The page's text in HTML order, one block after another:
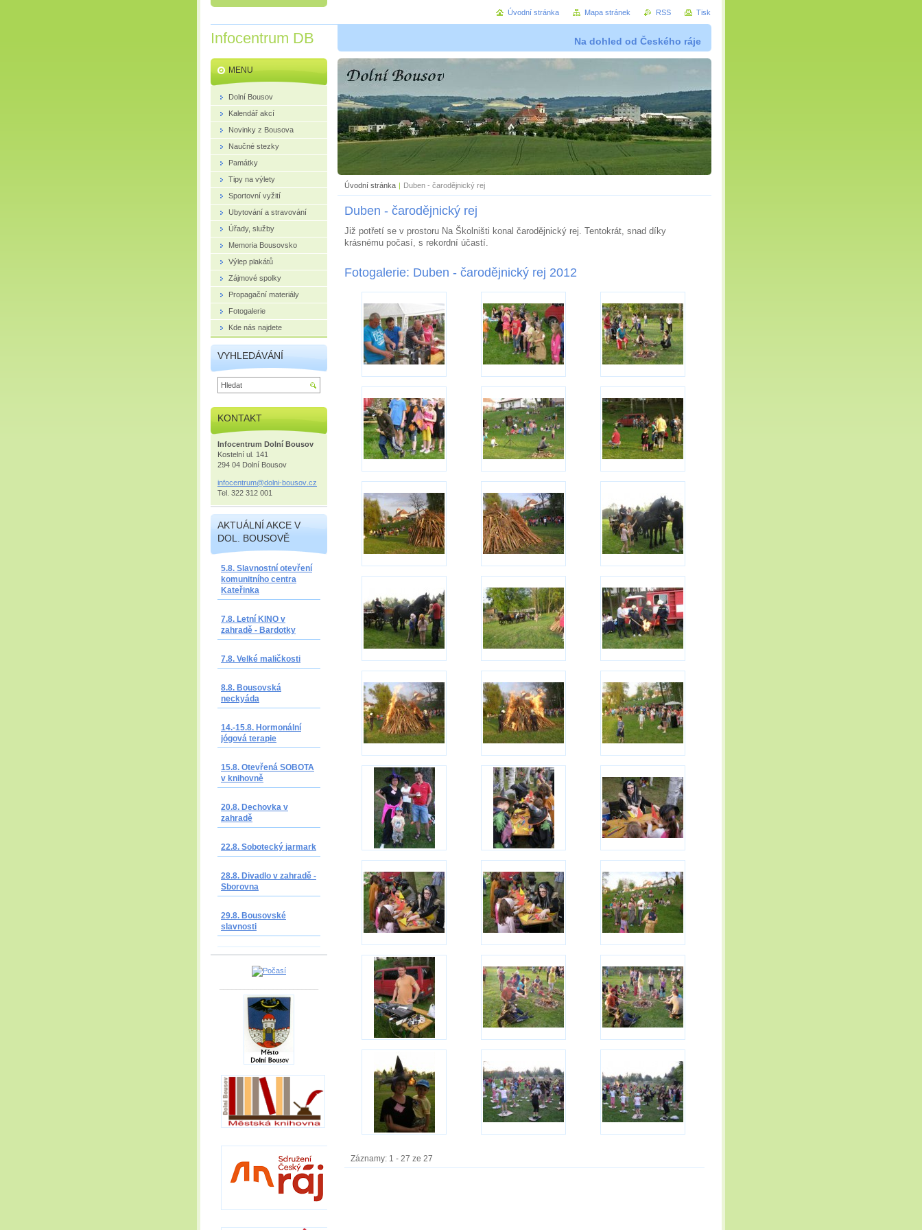
Infocentrum DB Na dohled od Českého ráje
Úvodní stránka | Duben - čarodějnický rej
Duben - čarodějnický rej
Již potřetí se v prostoru Na Školništi konal čarodějnický rej. Tentokrát, snad díky
krásnému počasí, s rekordní účastí.
Fotogalerie: Duben - čarodějnický rej 2012
Záznamy: 1 - 27 ze 27
MENU
Dolní Bousov
Kalendář akcí
Novinky z Bousova
Naučné stezky
Památky
Tipy na výlety
Sportovní vyžití
Ubytování a stravování
Úřady, služby
Memoria Bousovsko
Výlep plakátů
Zájmové spolky
Propagační materiály
Fotogalerie
Kde nás najdete
VYHLEDÁVÁNÍ
KONTAKT
Infocentrum Dolní Bousov
Kostelní ul. 141
294 04 Dolní Bousov
infocentrum@dolni-bousov .cz
Tel. 322 312 001
AKTUÁLNÍ AKCE V
DOL. BOUSOVĚ
5.8. Slavnostní otevření
komunitního centra
Kateřinka
7.8. Letní KINO v
zahradě - Bardotky
7.8. Velké maličkosti
8.8. Bousovská
neckyáda
14.-15.8. Hormonální
jógová terapie
15.8. Otevřená SOBOTA
v knihovně
20.8. Dechovka v
zahradě
22.8. Sobotecký jarmark
28.8. Divadlo v zahradě -
Sborovna
29.8. Bousovské
slavnosti
Úvodní stránka Mapa stránek RSS Tisk